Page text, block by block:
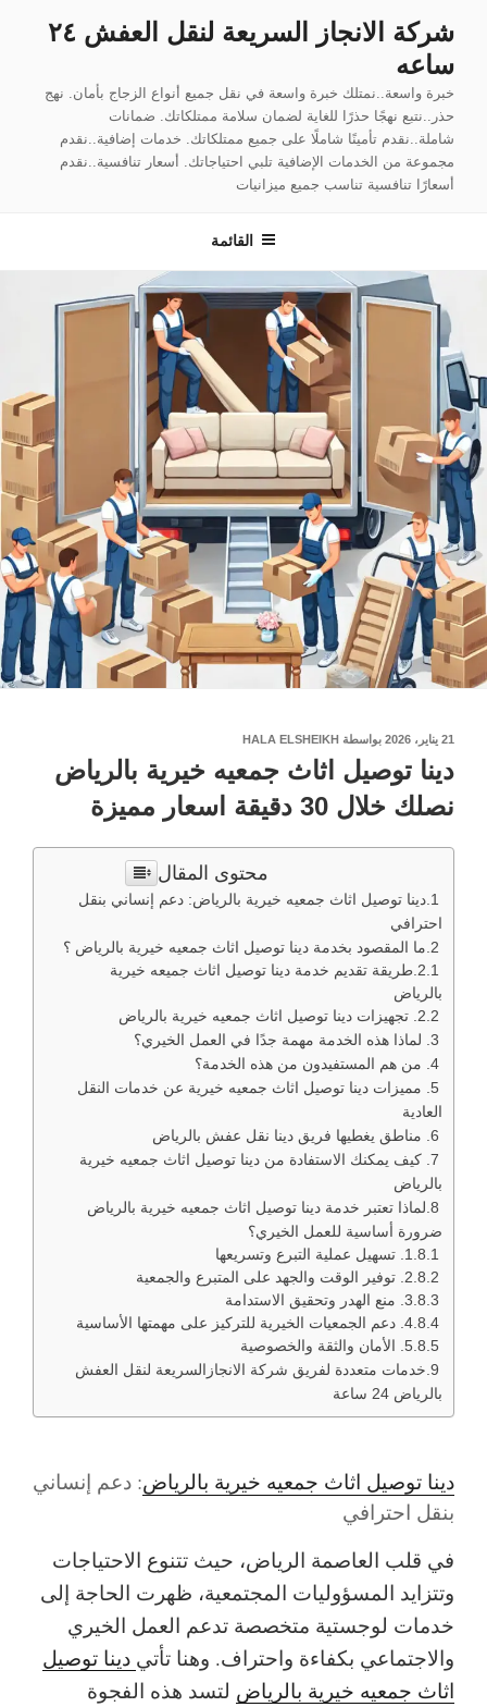
المحتوى
شركة الانجاز السريعة لنقل العفش ٢٤
ساعه
خبرة واسعة..نمتلك خبرة واسعة في نقل جميع أنواع الزجاج بأمان. نهج
حذر..نتبع نهجًا حذرًا للغاية لضمان سلامة ممتلكاتك. ضمانات
شاملة..نقدم تأمينًا شاملًا على جميع ممتلكاتك. خدمات إضافية..نقدم
مجموعة من الخدمات الإضافية تلبي احتياجاتك. أسعار تنافسية..نقدم
أسعارًا تنافسية تناسب جميع ميزانيات
القائمة
نُشر
21 يناير، 2026 بواسطة HALA ELSHEIKH
دينا توصيل اثاث جمعيه خيرية بالرياض
نصلك خلال 30 دقيقة اسعار مميزة
محتوى المقال
دينا توصيل اثاث جمعيه خيرية بالرياض: دعم إنساني بنقل
احترافي
ما المقصود بخدمة دينا توصيل اثاث جمعيه خيرية بالرياض ؟
طريقة تقديم خدمة دينا توصيل اثاث جميعه خيرية
بالرياض
تجهيزات دينا توصيل اثاث جمعيه خيرية بالرياض
لماذا هذه الخدمة مهمة جدًا في العمل الخيري؟
من هم المستفيدون من هذه الخدمة؟
مميزات دينا توصيل اثاث جمعيه خيرية عن خدمات النقل
العادية
مناطق يغطيها فريق دينا نقل عفش بالرياض
كيف يمكنك الاستفادة من دينا توصيل اثاث جمعيه خيرية
بالرياض
لماذا تعتبر خدمة دينا توصيل اثاث جمعيه خيرية بالرياض
ضرورة أساسية للعمل الخيري؟
1. تسهيل عملية التبرع وتسريعها
2. توفير الوقت والجهد على المتبرع والجمعية
3. منع الهدر وتحقيق الاستدامة
4. دعم الجمعيات الخيرية للتركيز على مهمتها الأساسية
5. الأمان والثقة والخصوصية
خدمات متعددة لفريق شركة الانجازالسريعة لنقل العفش
بالرياض 24 ساعة
دينا توصيل اثاث جمعيه خيرية بالرياض: دعم إنساني
بنقل احترافي
في قلب العاصمة الرياض، حيث تتنوع الاحتياجات
وتتزايد المسؤوليات المجتمعية، ظهرت الحاجة إلى
خدمات لوجستية متخصصة تدعم العمل الخيري
والاجتماعي بكفاءة واحتراف. وهنا تأتي دينا توصيل
اثاث جمعيه خيرية بالرياض لتسد هذه الفجوة